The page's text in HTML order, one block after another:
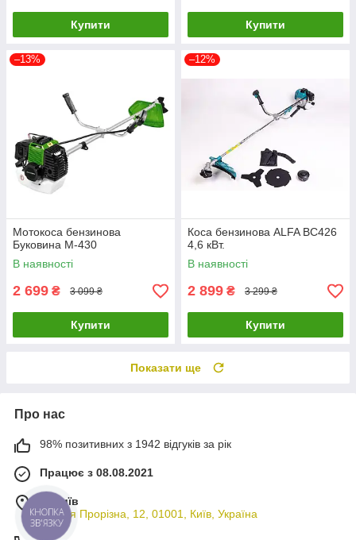
Купити Купити
–13%
Мотокоса бензинова
Буковина М-430
В наявності
2 699 ₴ 3 099 ₴
Купити
–12%
Коса бензинова ALFA BC426
4,6 кВт.
В наявності
2 899 ₴ 3 299 ₴
Купити
Показати ще
Про нас
98% позитивних з 1942 відгуків за рік
Працює з 08.08.2021
м. Київ
вулиця Прорізна, 12, 01001, Київ, Україна
КНОПКА
ЗВ'ЯЗКУ